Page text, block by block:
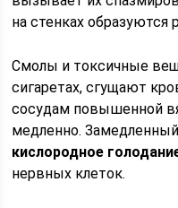
на стенках образуются
Смолы и токсичные
сигаретах, сгущают
сосудам повышенной
медленно.
кислородное
нервных клеток.